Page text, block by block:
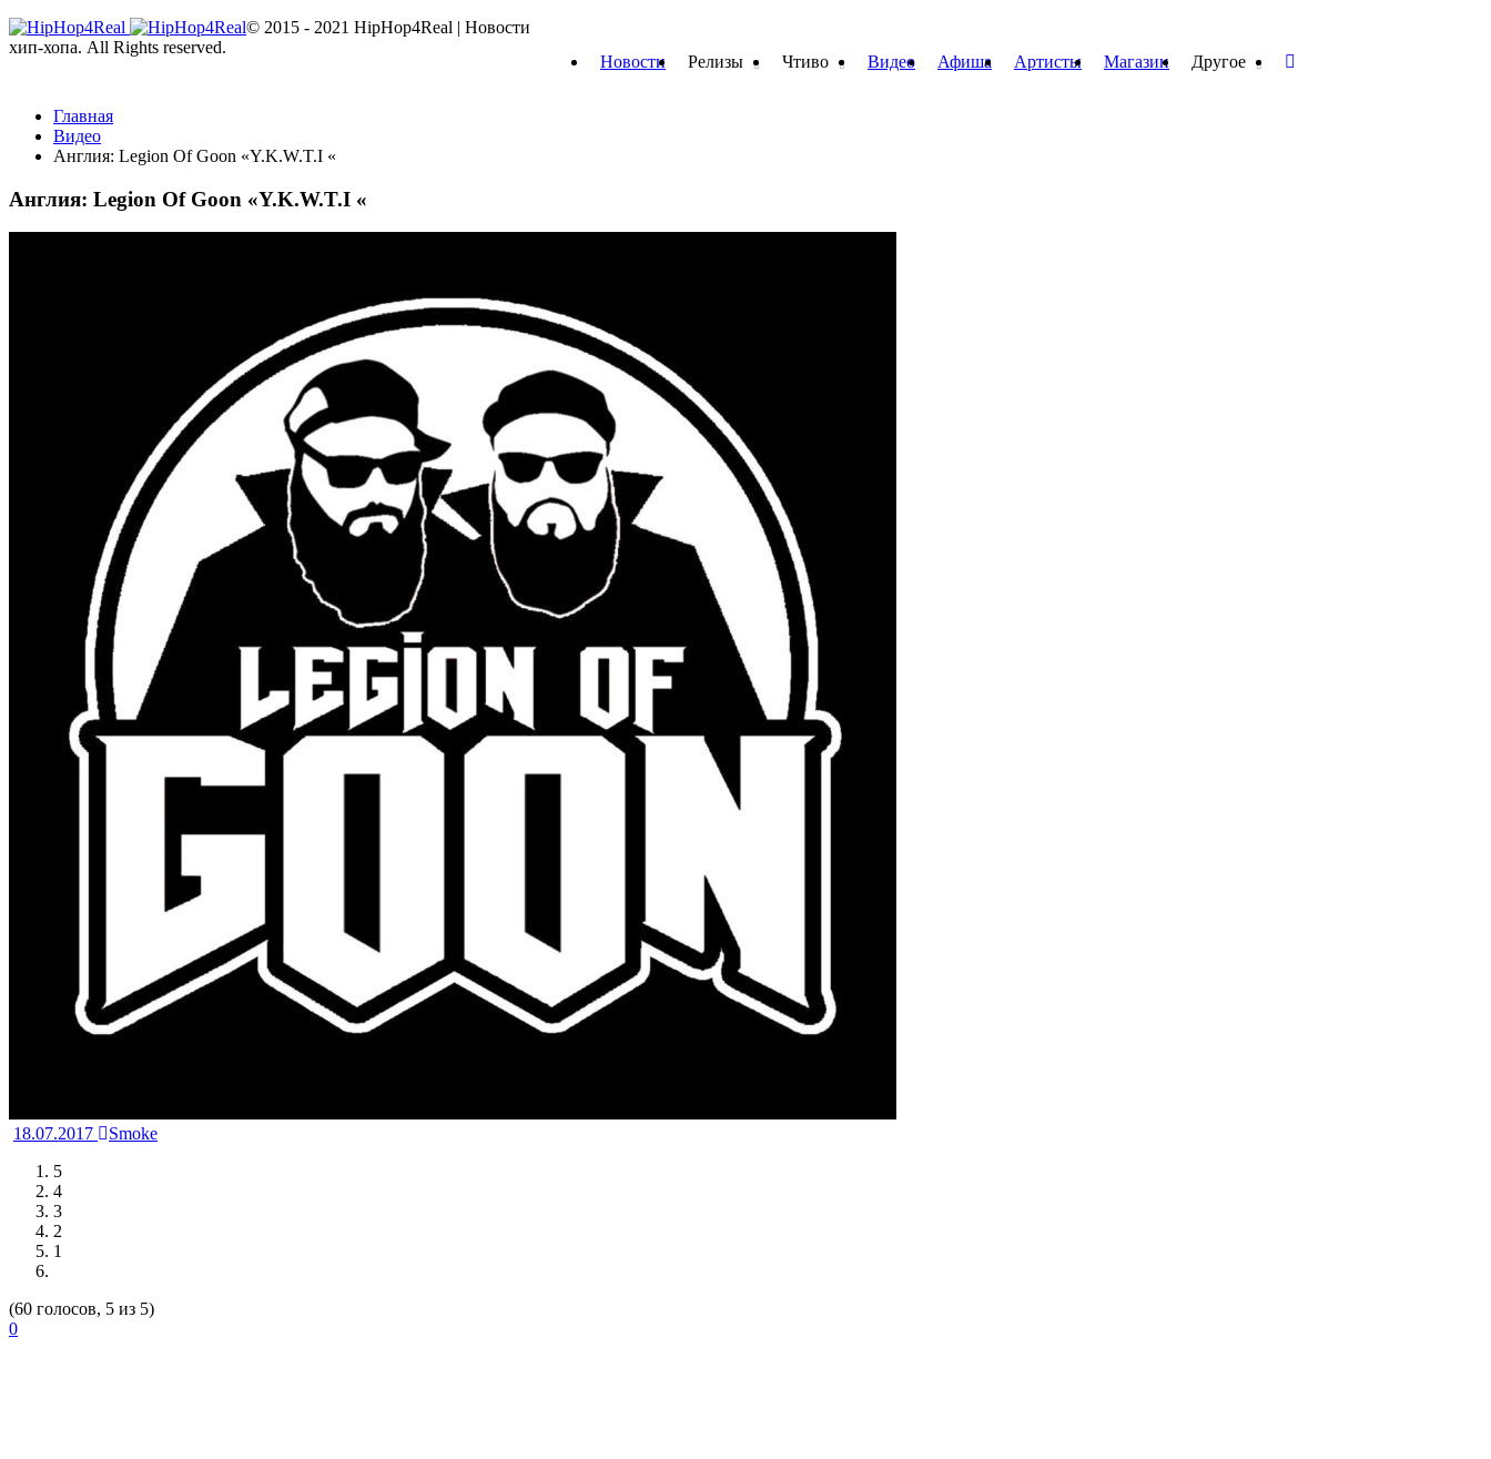
Новости Релизы Чтиво Видео Афиша Артисты Магазин Другое
Главная
Видео
Англия: Legion Of Goon «Y.K.W.T.I «
Англия: Legion Of Goon «Y.K.W.T.I «
18.07.2017
Smoke
5
4
3
2
1
(60 голосов, 5 из 5)
0
© 2015 - 2021 HipHop4Real | Новости
хип-хопа. All Rights reserved.